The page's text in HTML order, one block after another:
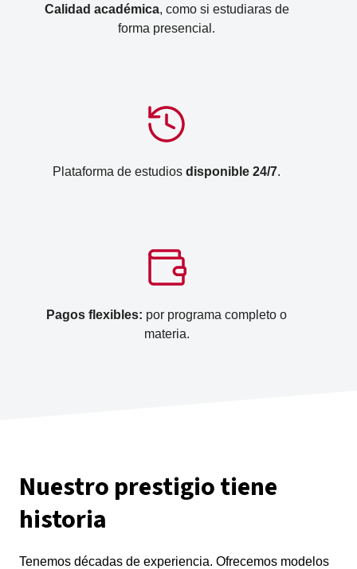
Calidad académica, como si estudiaras de
forma presencial.
Plataforma de estudios disponible 24/7.
Pagos flexibles: por programa completo o
materia.
Nuestro prestigio tiene
historia
Tenemos décadas de experiencia. Ofrecemos modelos